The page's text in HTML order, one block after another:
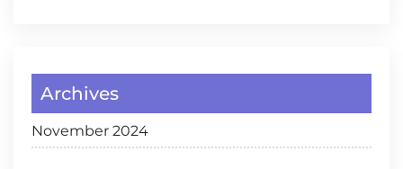
Archives
November 2024